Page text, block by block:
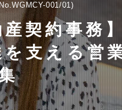
001/01
契約事務
支える営